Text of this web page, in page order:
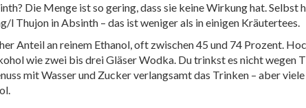
Die Menge ist so gering, dass sie keine Wirkung hat.
l Thujon in Absinth – das ist weniger als in einigen Kräutertees.
Anteil an reinem Ethanol, oft zwischen 45 und 74 Prozent.
wie zwei bis drei Gläser Wodka. Du trinkst es nicht wegen
mit Wasser und Zucker verlangsamt das Trinken – aber viele